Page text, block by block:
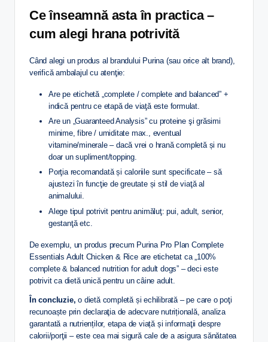
Ce înseamnă asta în practica –
cum alegi hrana potrivită
Când alegi un produs al brandului Purina (sau orice alt brand),
verifică ambalajul cu atenţie:
Are pe etichetă „complete / complete and balanced” +
indică pentru ce etapă de viaţă este formulat.
Are un „Guaranteed Analysis” cu proteine şi grăsimi
minime, fibre / umiditate max., eventual
vitamine/minerale – dacă vrei o hrană completă și nu
doar un supliment/topping.
Porţia recomandată și caloriile sunt specificate – să
ajustezi în funcţie de greutate și stil de viaţă al
animalului.
Alege tipul potrivit pentru animăluţ: pui, adult, senior,
gestanţă etc.
De exemplu, un produs precum Purina Pro Plan Complete
Essentials Adult Chicken & Rice are etichetat ca „100%
complete & balanced nutrition for adult dogs” – deci este
potrivit ca dietă unică pentru un câine adult.
În concluzie,o dietă completă și echilibrată – pe care o poţi
recunoaște prin declaraţia de adecvare nutrițională, analiza
garantată a nutrienților, etapa de viață și informaţii despre
calorii/porţii – este cea mai sigură cale de a asigura sănătatea